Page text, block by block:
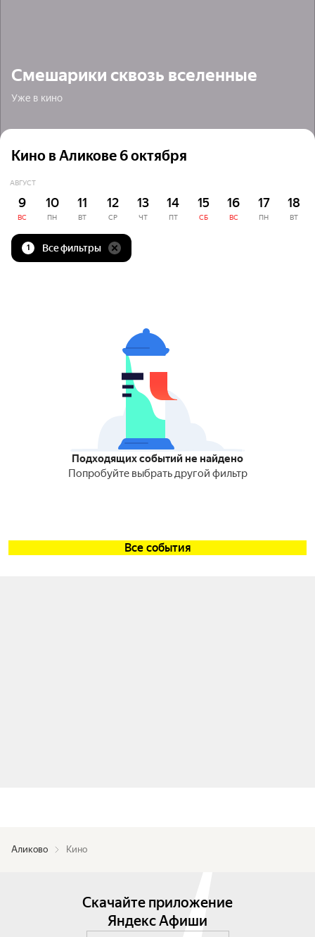
Смешарики сквозь вселенные
Уже в кино
Кино в Аликове 6 октября
АВГУСТ
9
ВС
10
ПН
11
ВТ
12
СР
13
ЧТ
14
ПТ
15
СБ
16
ВС
17
ПН
18
ВТ
1 Все фильтры
Подходящих событий не найдено
Попробуйте выбрать другой фильтр
Все события
Аликово Кино
Скачайте приложение
Яндекс Афиши